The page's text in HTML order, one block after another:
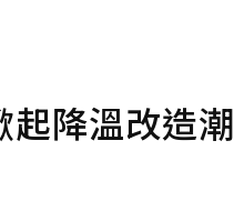
起降溫改造潮